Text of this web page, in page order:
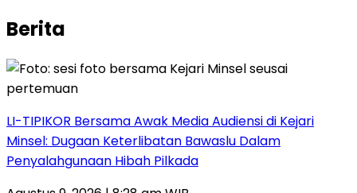
Berita
LI-TIPIKOR Bersama Awak Media Audiensi di Kejari
Minsel: Dugaan Keterlibatan Bawaslu Dalam
Penyalahgunaan Hibah Pilkada